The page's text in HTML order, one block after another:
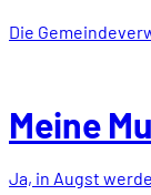
Die
Meine
Ja, in Augst